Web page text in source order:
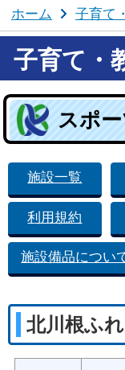
ホーム 子育て
子育て・
スポ
施設一覧
利用規約
施設備品につい
北川根ふ